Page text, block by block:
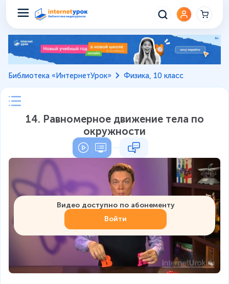
Библиотека «ИнтернетУрок» Физика, 10 класс
14. Равномерное движение тела по
окружности
Видео доступно по абонементу
Войти